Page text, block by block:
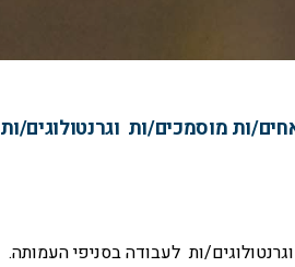
ות מוסמכים/ות וגרנטולוגים/ות
ות לעבודה בסניפי העמותה.